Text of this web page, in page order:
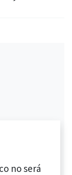
no será